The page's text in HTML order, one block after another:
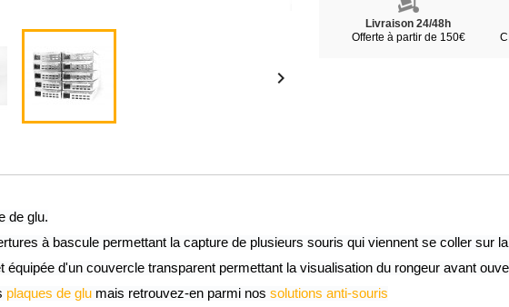

Livraison 24/48h
Offerte à partir de 150€
de glu.
à bascule permettant la capture de plusieurs souris qui viennent se coller sur
équipée d'un couvercle transparent permettant la visualisation du rongeur avant
plaques de glu mais retrouvez-en parmi nos solutions anti-souris